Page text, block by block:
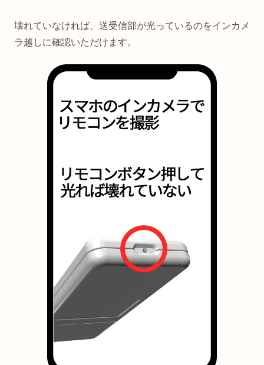
壊れていなければ、送受信部が光っているのをインカメ
ラ越しに確認いただけます。